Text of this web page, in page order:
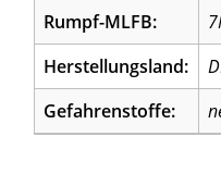
Rumpf-MLFB:
Herstellungsland:
Gefahrenstoffe: